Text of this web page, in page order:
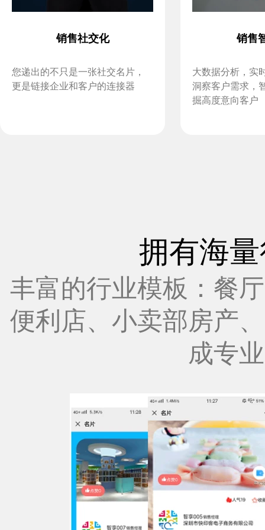
销售社交化
您递出的不只是一张社交名片，
更是链接企业和客户的连接器
销售
大数据分析，实
洞察客户需求，
掘高度意向客户
拥有海
丰富的行业模板：餐
便利店、小卖部房产
成专